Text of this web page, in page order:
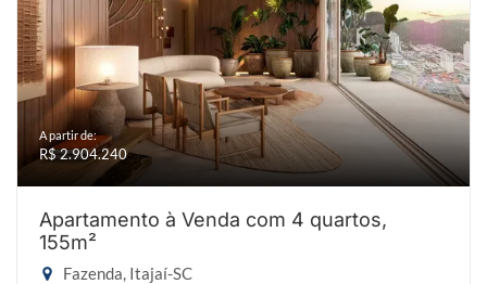
A partir de:
R$ 2.904.240
Apartamento à Venda com 4 quartos,
155m²
Fazenda, Itajaí-SC